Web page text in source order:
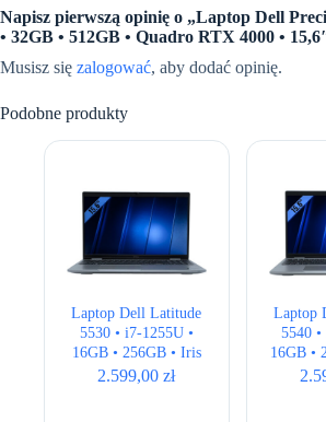
Napisz pierwszą opinię o „Laptop Dell
• 32GB • 512GB • Quadro RTX 4000 •
Musisz się zalogować, aby dodać opinię.
Podobne produkty
Laptop Dell Latitude
5530 • i7-1255U •
16GB • 256GB • Iris
Xe • 15,6 ” Full HD
2.599,00zł
Laptop
5540
16GB •
UHD •